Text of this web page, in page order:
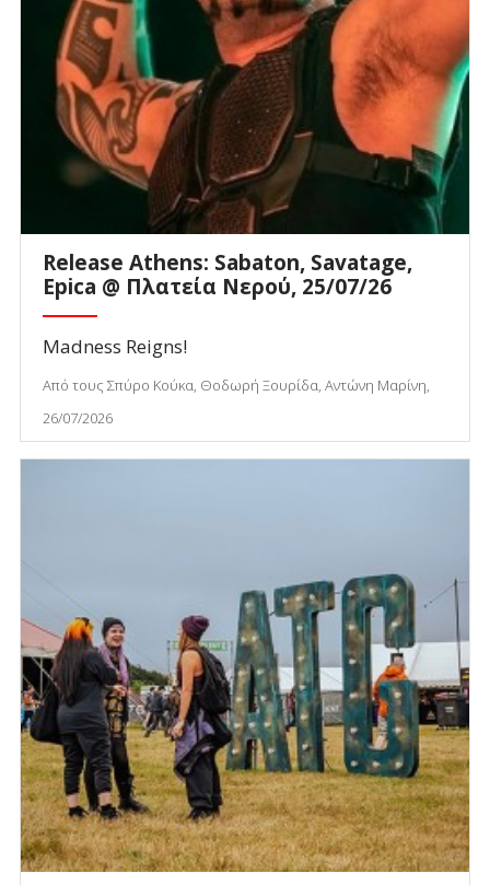
Release Athens: Sabaton, Savatage,
Epica @ Πλατεία Νερού, 25/07/26
Madness Reigns!
Από τους Σπύρο Κούκα, Θοδωρή Ξουρίδα, Αντώνη Μαρίνη,
26/07/2026